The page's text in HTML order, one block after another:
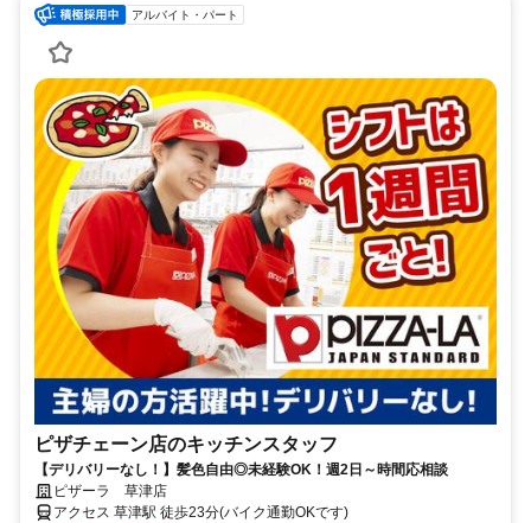
アルバイト・パート
ピザチェーン店のキッチンスタッフ
【デリバリーなし！】髪色自由◎未経験OK！週2日～時間応相談
ピザーラ 草津店
アクセス 草津駅 徒歩23分(バイク通勤OKです)